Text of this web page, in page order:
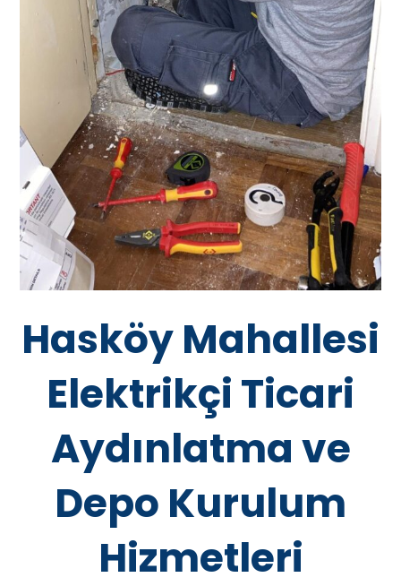
Hasköy Mahallesi
Elektrikçi Ticari
Aydınlatma ve
Depo Kurulum
Hizmetleri